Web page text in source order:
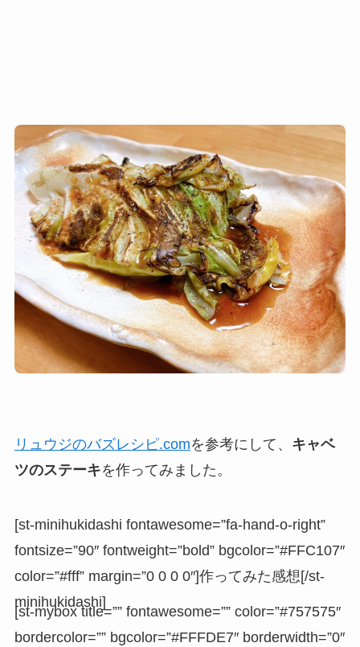
リュウジのバズレシピ.comを参考にして、 キャベ
ツのステーキを作ってみました。
[st-minihukidashi fontawesome=”fa-hand-o-right”
fontsize=”90″ fontweight=”bold” bgcolor=”#FFC107″
color=”#fff” margin=”0 0 0 0″]作ってみた感想[/st-
minihukidashi]
[st-mybox title=”” fontawesome=”” color=”#757575″
bordercolor=”” bgcolor=”#FFFDE7″ borderwidth=”0″